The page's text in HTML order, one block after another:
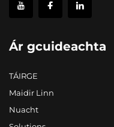
Ár gcuideachta
TÁIRGE
Maidir Linn
Nuacht